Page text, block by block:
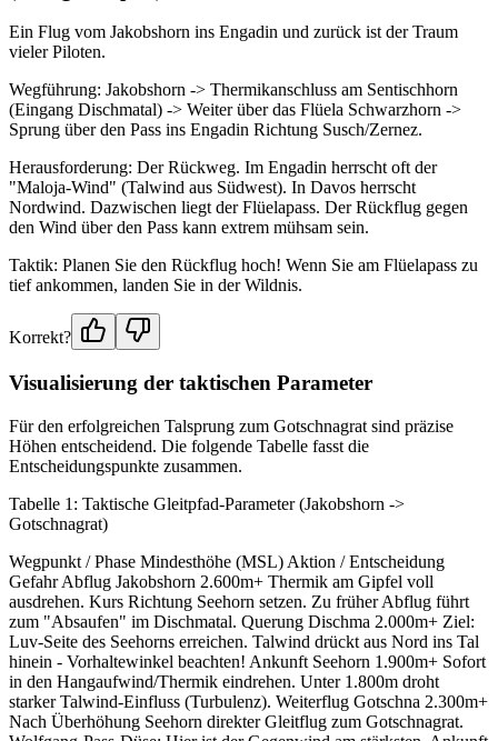
Ein Flug vom Jakobshorn ins Engadin und zurück ist der Traum
vieler Piloten.
Wegführung: Jakobshorn -> Thermikanschluss am Sentischhorn
(Eingang Dischmatal) -> Weiter über das Flüela Schwarzhorn ->
Sprung über den Pass ins Engadin Richtung Susch/Zernez.
Herausforderung: Der Rückweg. Im Engadin herrscht oft der
"Maloja-Wind" (Talwind aus Südwest). In Davos herrscht
Nordwind. Dazwischen liegt der Flüelapass. Der Rückflug gegen
den Wind über den Pass kann extrem mühsam sein.
Taktik: Planen Sie den Rückflug hoch! Wenn Sie am Flüelapass zu
tief ankommen, landen Sie in der Wildnis.
Korrekt?
Visualisierung der taktischen Parameter
Für den erfolgreichen Talsprung zum Gotschnagrat sind präzise
Höhen entscheidend. Die folgende Tabelle fasst die
Entscheidungspunkte zusammen.
Tabelle 1: Taktische Gleitpfad-Parameter (Jakobshorn ->
Gotschnagrat)
Wegpunkt / Phase Mindesthöhe (MSL) Aktion / Entscheidung
Gefahr Abflug Jakobshorn 2.600m+ Thermik am Gipfel voll
ausdrehen. Kurs Richtung Seehorn setzen. Zu früher Abflug führt
zum "Absaufen" im Dischmatal. Querung Dischma 2.000m+ Ziel:
Luv-Seite des Seehorns erreichen. Talwind drückt aus Nord ins Tal
hinein - Vorhaltewinkel beachten! Ankunft Seehorn 1.900m+ Sofort
in den Hangaufwind/Thermik eindrehen. Unter 1.800m droht
starker Talwind-Einfluss (Turbulenz). Weiterflug Gotschna 2.300m+
Nach Überhöhung Seehorn direkter Gleitflug zum Gotschnagrat.